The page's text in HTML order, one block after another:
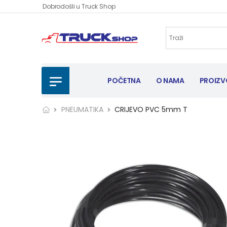
Dobrodošli u Truck Shop
POČETNA O NAMA
PNEUMATIKA CRIJEVO PVC 5mm T